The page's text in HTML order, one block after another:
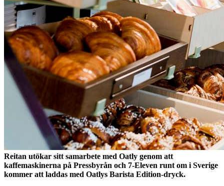
Reitan utökar sitt samarbete med Oatly genom att
kaffemaskinerna på Pressbyrån och 7-Eleven runt om i Sverige
kommer att laddas med Oatlys Barista Edition-dryck.